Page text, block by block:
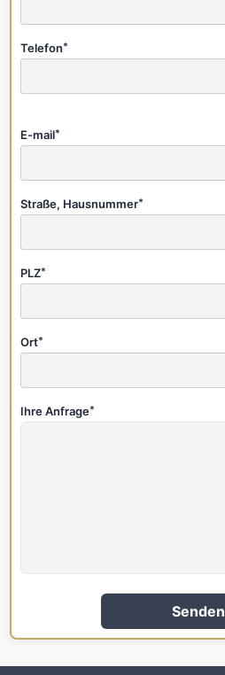
Telefon*
E-mail*
Straße, Hausnummer*
PLZ*
Ort*
Ihre Anfrage*
Senden